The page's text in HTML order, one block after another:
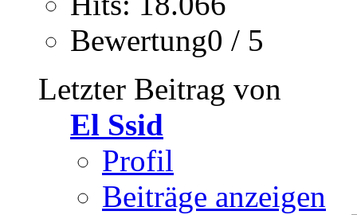
Bewertung0 / 5
Letzter Beitrag von
El Ssid
Profil
Beiträge anzeigen